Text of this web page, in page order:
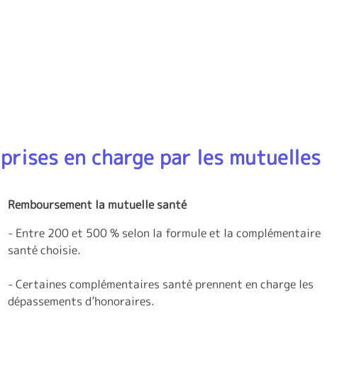
en charge par les mutuelles
Remboursement la mutuelle santé
- Entre 200 et 500 % selon la formule et la complémentaire
santé choisie.
- Certaines complémentaires santé prennent en charge les
dépassements d’honoraires.